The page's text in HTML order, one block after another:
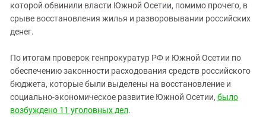
которой обвинили власти Южной Осетии, помимо прочего, в
срыве восстановления жилья и разворовывании российских
денег.
По итогам проверок генпрокуратур РФ и Южной Осетии по
обеспечению законности расходования средств российского
бюджета, которые были выделены на восстановление и
социально-экономическое развитие Южной Осетии, было
возбуждено 11 уголовных дел.